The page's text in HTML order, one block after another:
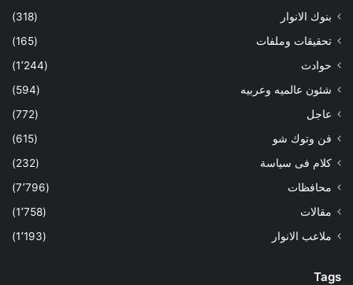
بنوك الانوار
(318)
تحقيقات وملفات
(165)
حوادث
(1٬244)
شئون عالميه وعربيه
(594)
عاجل
(772)
فن وتوك شو
(615)
كلام فى سياسة
(232)
محافظات
(7٬796)
مقالات
(1٬758)
ملاعب الانوار
(1٬193)
Tags